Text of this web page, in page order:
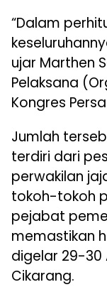
“Dalam
ujar Marthen
Pelaksana
Kongres
Jumlah
terdiri dari
perwakilan
tokoh-tokoh
pejabat
memastikan
digelar 29-30
Cikarang.